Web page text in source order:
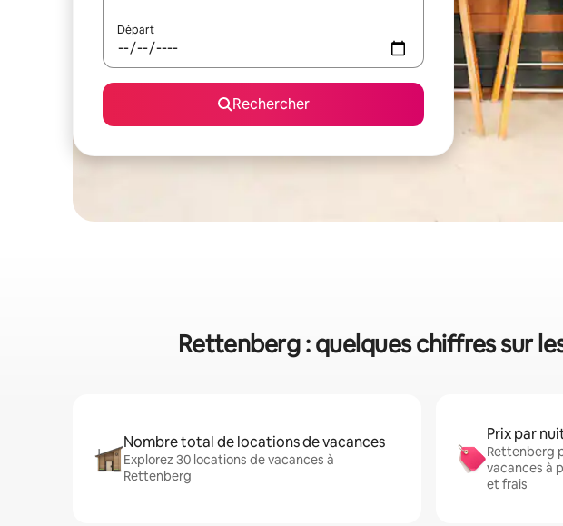
Départ
Rechercher
Rettenberg : quelques chiffres sur
Nombre total de locations de vacances
Explorez 30 locations de vacances à
Rettenberg
Prix par
Rettenberg
vacances à
et frais